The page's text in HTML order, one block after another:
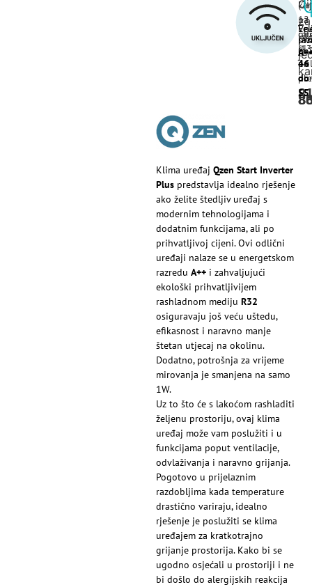
za
(2-
12
ili
na
24
46
do
55
Klima uređaj Qzen Start Inverter
Plus predstavlja idealno rješenje
ako želite štedljiv uređaj s
modernim tehnologijama i
dodatnim funkcijama, ali po
prihvatljivoj cijeni. Ovi odlični
uređaji nalaze se u energetskom
razredu A++ i zahvaljujući
ekološki prihvatljivijem
rashladnom mediju R32
osiguravaju još veću uštedu,
efikasnost i naravno manje
štetan utjecaj na okolinu.
Dodatno, potrošnja za vrijeme
mirovanja je smanjena na samo
1W.
Uz to što će s lakoćom rashladiti
željenu prostoriju, ovaj klima
uređaj može vam poslužiti i u
funkcijama poput ventilacije,
odvlaživanja i naravno grijanja.
Pogotovo u prijelaznim
razdobljima kada temperature
drastično variraju, idealno
rješenje je poslužiti se klima
uređajem za kratkotrajno
grijanje prostorija. Kako bi se
ugodno osjećali u prostoriji i ne
bi došlo do alergijskih reakcija